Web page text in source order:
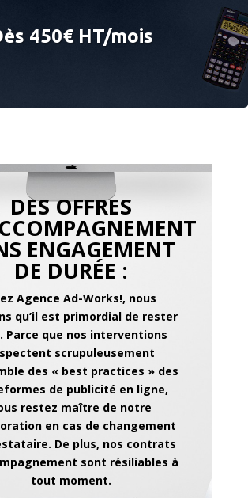
450€ HT/mois
DES OFFRES
ENGAGEMENT
DE DURÉE :
Agence Ad-Works!, nous
qu’il est primordial de rester
Parce que nos interventions
scrupuleusement
des « best practices » des
de publicité en ligne,
restez maître de notre
en cas de changement
De plus, nos contrats
sont résiliables à
tout moment.